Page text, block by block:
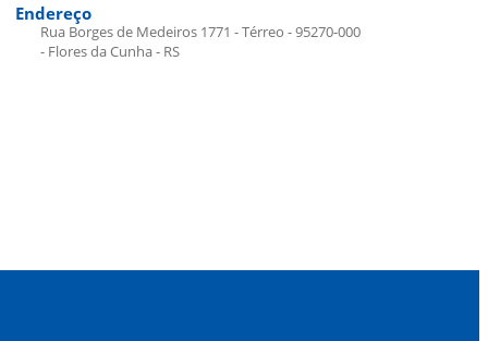
Endereço
Rua Borges de Medeiros 1771 - Térreo - 95270-000
- Flores da Cunha - RS